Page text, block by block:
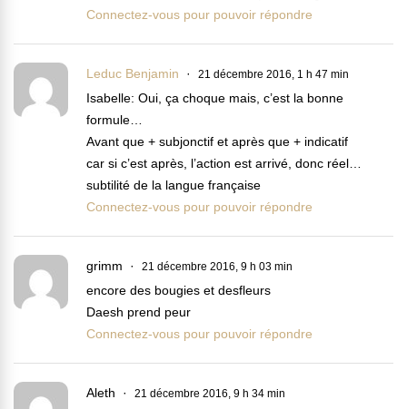
Connectez-vous pour pouvoir répondre
Leduc Benjamin 21 décembre 2016, 1 h 47 min
Isabelle: Oui, ça choque mais, c’est la bonne
formule…
Avant que + subjonctif et après que + indicatif
car si c’est après, l’action est arrivé, donc réel…
subtilité de la langue française
Connectez-vous pour pouvoir répondre
grimm 21 décembre 2016, 9 h 03 min
encore des bougies et desfleurs
Daesh prend peur
Connectez-vous pour pouvoir répondre
Aleth 21 décembre 2016, 9 h 34 min